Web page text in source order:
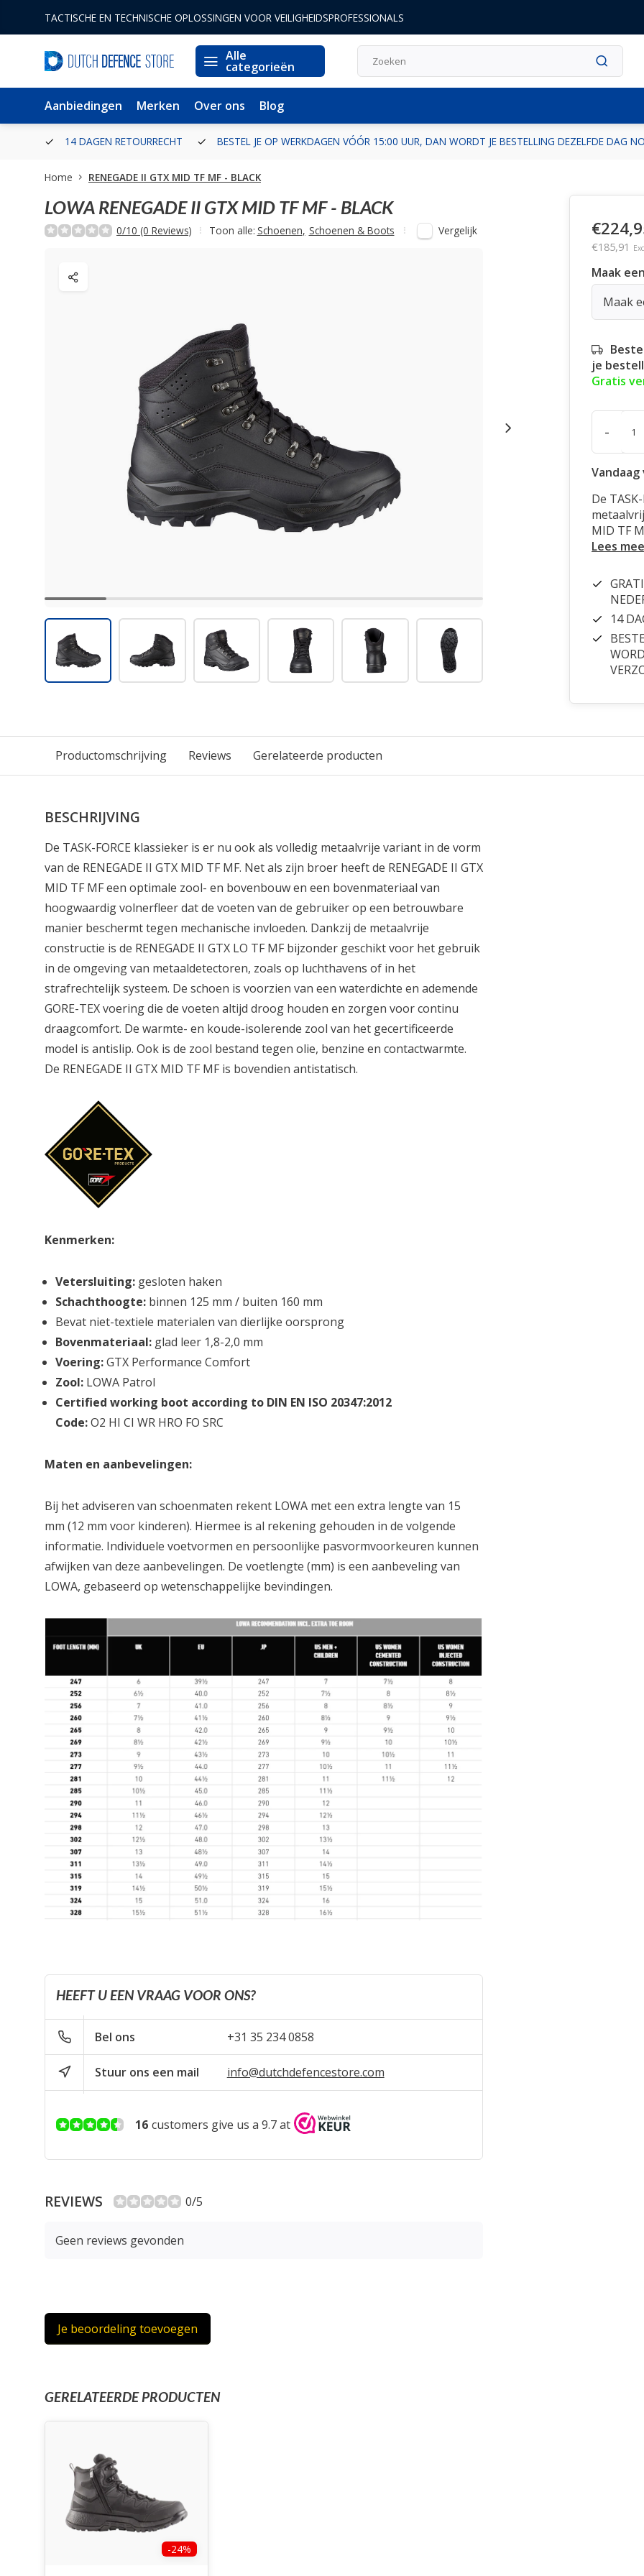
TACTISCHE EN TECHNISCHE OPLOSSINGEN VOOR VEILIGHEIDSPROFESSIONALS
Alle
categorieën
Aanbiedingen Merken Over ons Blog
14 DAGEN RETOURRECHT BESTEL JE OP WERKDAGEN VÓÓR 15:00 UUR, DAN WORDT JE BESTELLING DEZELFDE DAG
Home RENEGADE II GTX MID TF MF - BLACK
LOWA RENEGADE II GTX MID TF MF - BLACK
0/10 (0 Reviews) Toon alle: Schoenen, Schoenen & Boots Vergelijk
€185,91
Maak
Maak
je
Gratis
-
De
MID TF
Lees
14
Productomschrijving Reviews Gerelateerde producten
BESCHRIJVING
De TASK-FORCE klassieker is er nu ook als volledig metaalvrije variant in de vorm
van de RENEGADE II GTX MID TF MF. Net als zijn broer heeft de RENEGADE II GTX
MID TF MF een optimale zool- en bovenbouw en een bovenmateriaal van
hoogwaardig volnerfleer dat de voeten van de gebruiker op een betrouwbare
manier beschermt tegen mechanische invloeden. Dankzij de metaalvrije
constructie is de RENEGADE II GTX LO TF MF bijzonder geschikt voor het gebruik
in de omgeving van metaaldetectoren, zoals op luchthavens of in het
strafrechtelijk systeem. De schoen is voorzien van een waterdichte en ademende
GORE-TEX voering die de voeten altijd droog houden en zorgen voor continu
draagcomfort. De warmte- en koude-isolerende zool van het gecertificeerde
model is antislip. Ook is de zool bestand tegen olie, benzine en contactwarmte.
De RENEGADE II GTX MID TF MF is bovendien antistatisch.
Kenmerken:
Vetersluiting: gesloten haken
Schachthoogte: binnen 125 mm / buiten 160 mm
Bevat niet-textiele materialen van dierlijke oorsprong
Bovenmateriaal: glad leer 1,8-2,0 mm
Voering:GTX Performance Comfort
Zool: LOWA Patrol
Certified working boot according to DIN EN ISO 20347:2012
Code:O2 HI CI WR HRO FO SRC
Maten en aanbevelingen:
Bij het adviseren van schoenmaten rekent LOWA met een extra lengte van 15
mm (12 mm voor kinderen). Hiermee is al rekening gehouden in de volgende
informatie. Individuele voetvormen en persoonlijke pasvormvoorkeuren kunnen
afwijken van deze aanbevelingen. De voetlengte (mm) is een aanbeveling van
LOWA, gebaseerd op wetenschappelijke bevindingen.
HEEFT U EEN VRAAG VOOR ONS?
Bel ons +31 35 234 0858
Stuur ons een mail info@dutchdefencestore.com
16 customers give us a 9.7 at
REVIEWS 0/5
Geen reviews gevonden
Je beoordeling toevoegen
GERELATEERDE PRODUCTEN
-24%